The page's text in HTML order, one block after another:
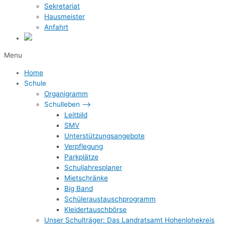
Sekretariat
Hausmeister
Anfahrt
Menu
Home
Schule
Organigramm
Schulleben –>
Leitbild
SMV
Unterstützungsangebote
Verpflegung
Parkplätze
Schuljahresplaner
Mietschränke
Big Band
Schüleraustauschprogramm
Kleidertauschbörse
Unser Schulträger: Das Landratsamt Hohenlohekreis